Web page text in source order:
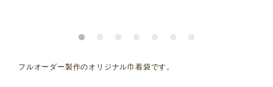
フルオーダー製作のオリジナル巾着袋です。